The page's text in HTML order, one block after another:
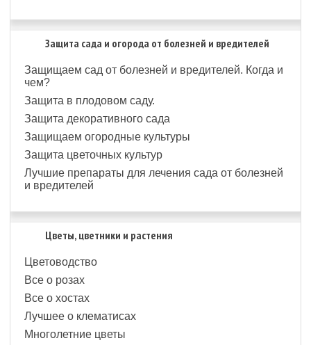
Защита сада и огорода от болезней и вредителей
Защищаем сад от болезней и вредителей. Когда и
чем?
Защита в плодовом саду.
Защита декоративного сада
Защищаем огородные культуры
Защита цветочных культур
Лучшие препараты для лечения сада от болезней
и вредителей
Цветы, цветники и растения
Цветоводство
Все о розах
Все о хостах
Лучшее о клематисах
Многолетние цветы